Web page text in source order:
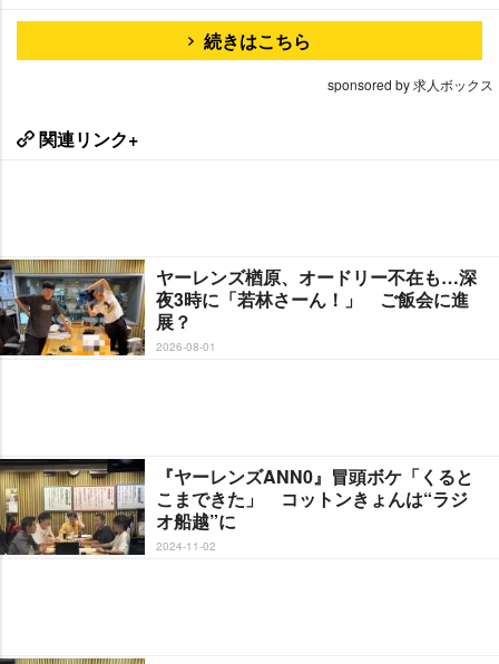
続きはこちら
sponsored by 求人ボックス
関連リンク+
ヤーレンズ楢原、オードリー不在も…深
夜3時に「若林さーん！」 ご飯会に進
展？
2026-08-01
『ヤーレンズANN0』冒頭ボケ「くると
こまできた」 コットンきょんは“ラジ
オ船越”に
2024-11-02